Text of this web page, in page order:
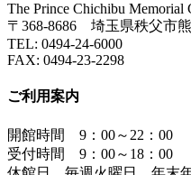
The Prince Chichibu Memorial
〒368-8686 埼玉県秩父市
TEL: 0494-24-6000
FAX: 0494-23-2298
ご利用案内
開館時間 9：00～22：00
受付時間 9：00～18：00